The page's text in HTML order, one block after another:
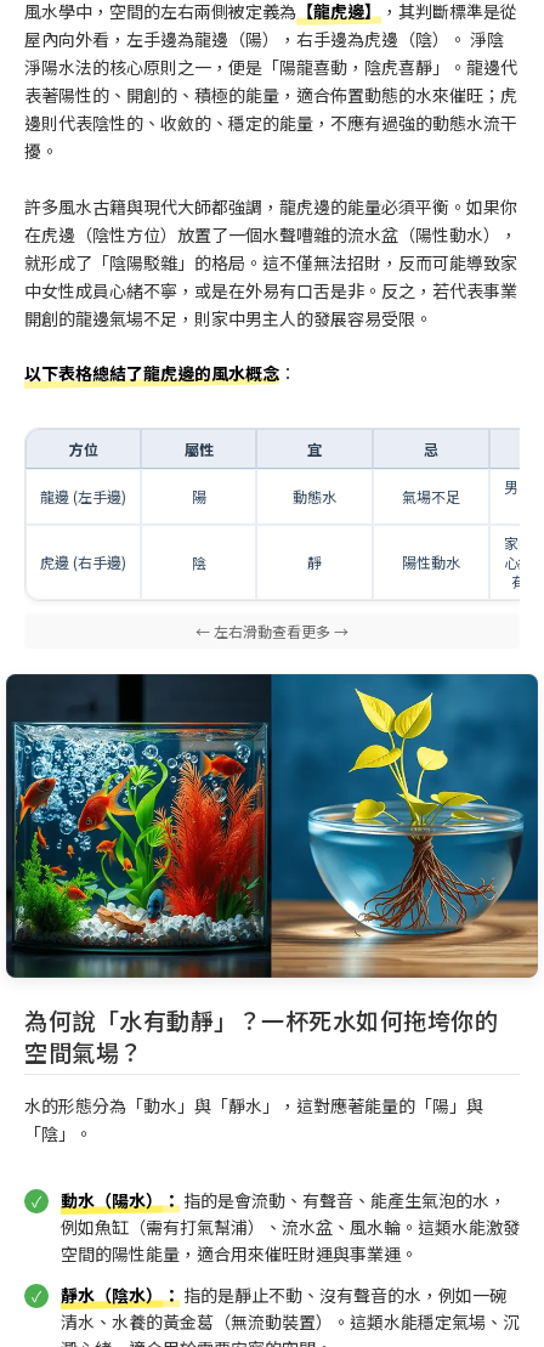
風水學中，空間的左右兩側被定義為【龍虎邊】 ，其判斷標準是從
屋內向外看，左手邊為龍邊（陽），右手邊為虎邊（陰）。 淨陰
淨陽水法的核心原則之一，便是「陽龍喜動，陰虎喜靜」。龍邊代
表著陽性的、開創的、積極的能量，適合佈置動態的水來催旺；虎
邊則代表陰性的、收斂的、穩定的能量，不應有過強的動態水流干
擾。
許多風水古籍與現代大師都強調，龍虎邊的能量必須平衡。如果你
在虎邊（陰性方位）放置了一個水聲嘈雜的流水盆（陽性動水），
就形成了「陰陽駁雜」的格局。這不僅無法招財，反而可能導致家
中女性成員心緒不寧，或是在外易有口舌是非。反之，若代表事業
開創的龍邊氣場不足，則家中男主人的發展容易受限。
以下表格總結了龍虎邊的風水概念 ：
方位 屬性 宜 忌
龍邊 (左手邊) 陽 動態水 氣場不足
男主
虎邊 (右手邊) 陰 靜 陽性動水
家中
心緒
有
為何說「水有動靜」？一杯死水如何拖垮你的
空間氣場？
水的形態分為「動水」與「靜水」，這對應著能量的「陽」與
「陰」。
動水（陽水）： 指的是會流動、有聲音、能產生氣泡的水，
例如魚缸（需有打氣幫浦）、流水盆、風水輪。這類水能激發
空間的陽性能量，適合用來催旺財運與事業運。
靜水（陰水）： 指的是靜止不動、沒有聲音的水，例如一碗
清水、水養的黃金葛（無流動裝置）。這類水能穩定氣場、沉